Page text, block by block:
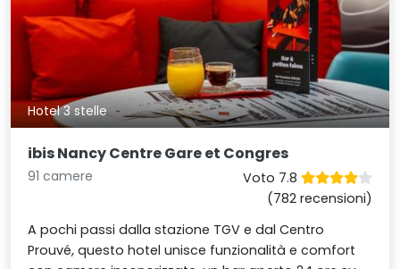
Hotel 3 stelle
ibis Nancy Centre Gare et Congres
91 camere
Voto 7.8
(782 recensioni)
A pochi passi dalla stazione TGV e dal Centro
Prouvé, questo hotel unisce funzionalità e comfort